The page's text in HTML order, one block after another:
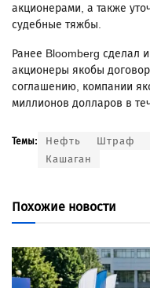
акционерами, а также
судебные тяжбы.
Ранее Bloomberg сделал
акционеры якобы
соглашению, компании
миллионов долларов в
Темы: Нефть Штраф
Кашаган
Похожие новости